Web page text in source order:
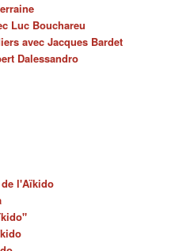
Luc Bouchareu
avec Jacques Bardet
Dalessandro
l'Aïkido